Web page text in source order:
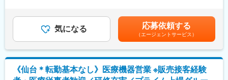
多い中で、同社は薬以外の病院における「すべて」を提案する総
合力を強みとして、どのような形でお客様のお役に立てるのかを
意識し、安心・安全を強化して、付加価値をお届けすることを最
大の目標としています。扱う商材も幅広く、お客様の課題やニー
ズに沿ったご提案が可能です。
・医療業界は私たちの生活に無くてはならない非常に社会的意義
の高い業界で、コロナ禍においても安定した業績を残していま
■移動手段と営業エリア
・社有車を使用し、直行直帰体制を取ります
社用車はリースで1台貸与され、自宅付近の駐車場は会社負担で借
週に1回程度、ミーティング等のために本社へ出社していただきま
す
＞有＜残業手当＞有＜給与補足＞※年収には賞与が含まれており、
業績により変動いたします。※経験・能力を考慮して決定いたしま
す。■昇給：年1回（7月）■賞与：年2回（7月、12月）※計約4ヶ
月分賃金はあくまでも目安の金額であり、選考を通じて上下する
可能性があります。月給(月額)は固定手当を含めた表記です。
気になる 応募依頼する
（エージェントサービス）
《仙台＊転勤基本なし》医療機器営業 ※販売接客経験